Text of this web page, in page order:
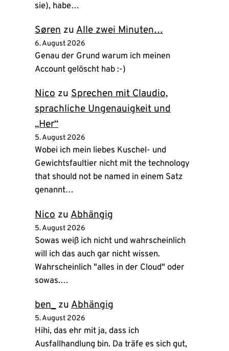
sie), habe…
Søren zu Alle zwei Minuten…
6. August 2026
Genau der Grund warum ich meinen
Account gelöscht hab :-)
Nico zu Sprechen mit Claudio,
sprachliche Ungenauigkeit und
„Her“
5. August 2026
Wobei ich mein liebes Kuschel- und
Gewichtsfaultier nicht mit the technology
that should not be named in einem Satz
genannt…
Nico zu Abhängig
5. August 2026
Sowas weiß ich nicht und wahrscheinlich
will ich das auch gar nicht wissen.
Wahrscheinlich "alles in der Cloud" oder
sowas.…
ben_zu Abhängig
5. August 2026
Hihi, das ehr mit ja, dass ich
Ausfallhandlung bin. Da träfe es sich gut,